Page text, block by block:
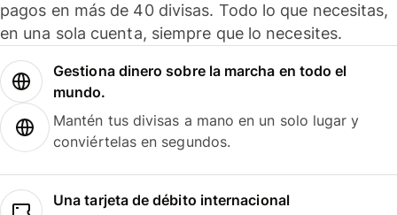
pagos en más de 40 divisas. Todo lo que necesitas,
en una sola cuenta, siempre que lo necesites.
Gestiona dinero sobre la marcha en todo el
mundo.
Mantén tus divisas a mano en un solo lugar y
conviértelas en segundos.
Una tarjeta de débito internacional